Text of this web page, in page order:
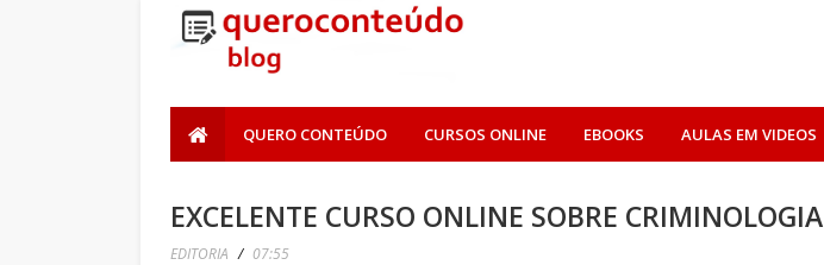
QUERO CONTEÚDO CURSOS ONLINE EBOOKS AULAS EM VIDEOS
EXCELENTE CURSO ONLINE SOBRE CRIMINOLOGIA
EDITORIA / 07:55